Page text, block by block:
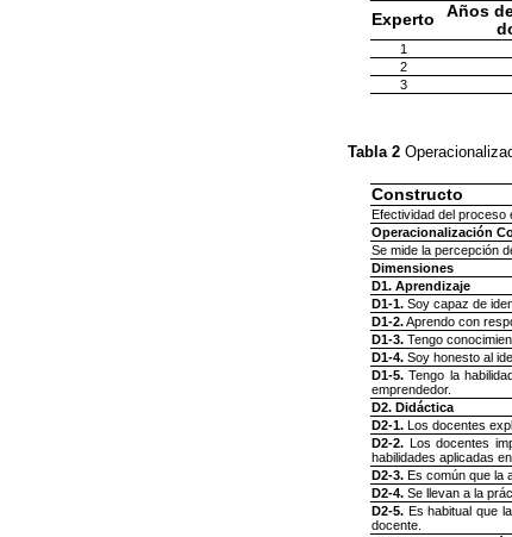
Experto
Años
1
2
3
Tabla 2
Constructo
Efectividad del proceso
Operacionalización
Se mide la percepción
Dimensiones
D1. Aprendizaje
D1-1. Soy capaz de
D1-2.Aprendo con
D1-3. Tengo
D1-4. Soy honesto al
D1-5. Tengo la
emprendedor.
D2. Didáctica
D2-1. Los docentes
D2-2. Los docentes
habilidades aplicadas
D2-3. Es común que la
D2-4. Se llevan a la
D2-5. Es habitual que
docente.